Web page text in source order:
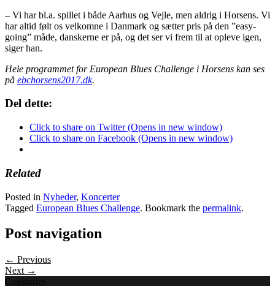
– Vi har bl.a. spillet i både Aarhus og Vejle, men aldrig i Horsens. Vi
har altid følt os velkomne i Danmark og sætter pris på den ”easy-
going” måde, danskerne er på, og det ser vi frem til at opleve igen,
siger han.
Hele programmet for European Blues Challenge i Horsens kan ses
på ebchorsens2017.dk.
Del dette:
Click to share on Twitter (Opens in new window)
Click to share on Facebook (Opens in new window)
Related
Posted in Nyheder, Koncerter
Tagged European Blues Challenge. Bookmark the permalink.
Post navigation
← Previous
Next →
Categories